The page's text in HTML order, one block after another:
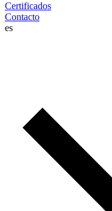
Certificados
Contacto
es